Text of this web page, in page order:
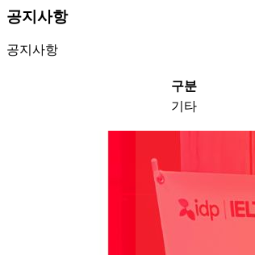
공지사항
공지사항
구분
기타